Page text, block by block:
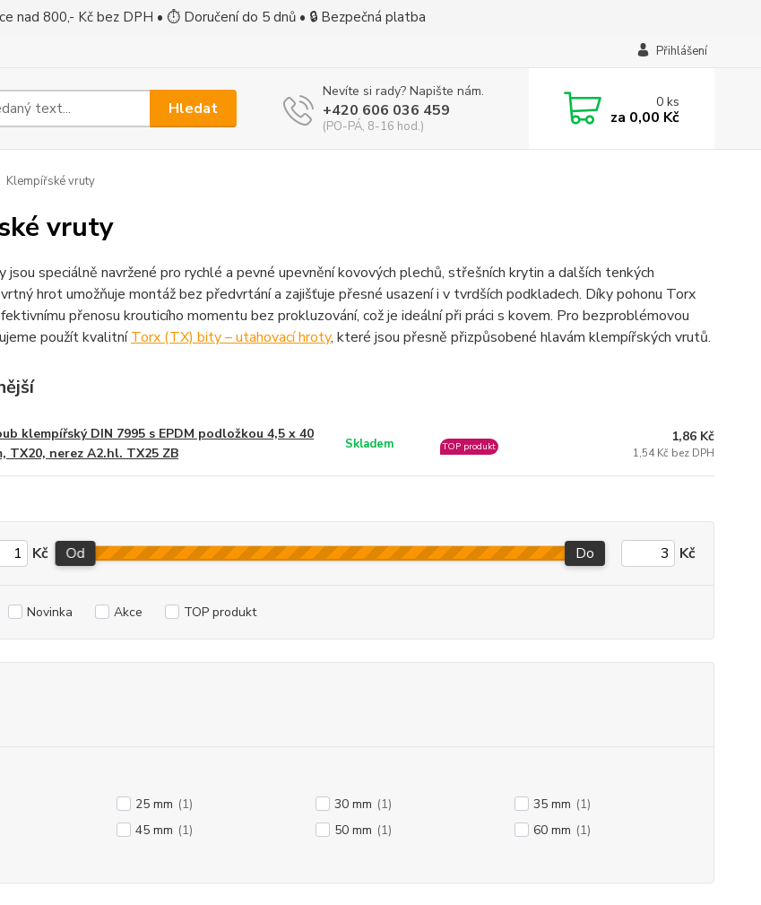
nad 800,- Kč bez DPH • ⏱ Doručení do 5 dnů • 🔒 Bezpečná platba
Přihlášení
Hledat
Nevíte si rady? Napište nám.
+420 606 036 459
(PO-PÁ, 8-16 hod.)
0ks
za 0,00 Kč
Klempířské vruty
vruty
jsou speciálně navržené pro rychlé a pevné upevnění kovových plechů, střešních krytin a dalších tenkých
hrot umožňuje montáž bez předvrtání a zajišťuje přesné usazení i v tvrdších podkladech. Díky pohonu Torx
přenosu krouticího momentu bez prokluzování, což je ideální při práci s kovem. Pro bezproblémovou
použít kvalitníTorx (TX) bity – utahovací hroty, které jsou přesně přizpůsobené hlavám klempířských vrutů.
klempířský DIN 7995 s EPDM podložkou 4,5 x 40
TX20, nerez A2.hl. TX25 ZB
Skladem TOP produkt
1,86 Kč
1,54 Kč bez DPH
Kč Od Do Kč
Novinka Akce TOP produkt
25 mm (1) 30 mm (1) 35 mm (1)
45 mm (1) 50 mm (1) 60 mm (1)